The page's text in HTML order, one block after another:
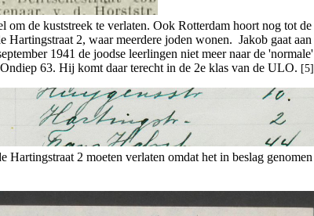
de kuststreek te verlaten. Ook Rotterdam hoort nog tot de
2, waar meerdere joden wonen. Jakob gaat aan
1941 de joodse leerlingen niet meer naar de 'normale'
63. Hij komt daar terecht in de 2e klas van de ULO. [5]
2 moeten verlaten omdat het in beslag genomen